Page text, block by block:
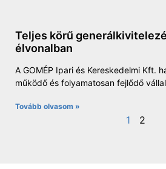
Teljes körű
élvonalban
A GOMÉP Ipari és Kereskedelmi Kft.
működő és folyamatosan fejlődő
Tovább olvasom »
1 2